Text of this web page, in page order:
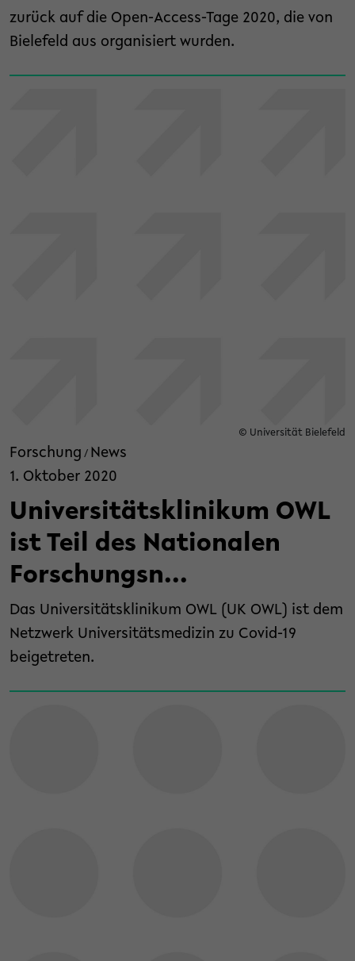
zurück auf die Open-Access-Tage 2020, die von
Bielefeld aus organisiert wurden.
© Universität Bielefeld
Forschung / News
1. Oktober 2020
Universitätsklinikum OWL
ist Teil des Nationalen
Forschungsn...
Das Universitätsklinikum OWL (UK OWL) ist dem
Netzwerk Universitätsmedizin zu Covid-19
beigetreten.